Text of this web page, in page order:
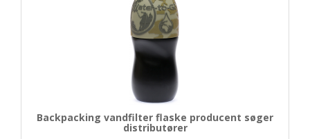
Backpacking vandfilter flaske producent søger
distributører